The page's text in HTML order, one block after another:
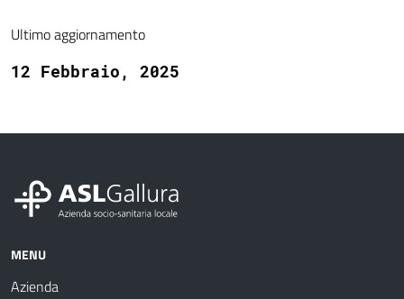
Ultimo aggiornamento
12 Febbraio, 2025
MENU
Azienda